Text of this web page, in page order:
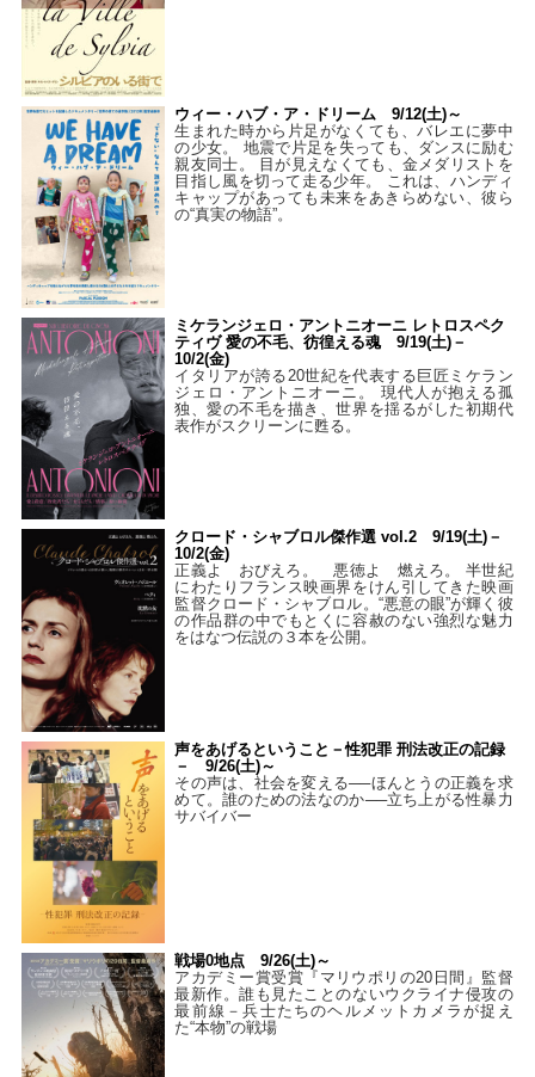
ウィー・ハブ・ア・ドリーム 9/12(土)～
生まれた時から片足がなくても、バレエに夢中
の少女。 地震で片足を失っても、ダンスに励む
親友同士。 目が見えなくても、金メダリストを
目指し風を切って走る少年。 これは、ハンディ
キャップがあっても未来をあきらめない、彼ら
の“真実の物語”。
ミケランジェロ・アントニオーニ レトロスペク
ティヴ 愛の不毛、彷徨える魂 9/19(土)－
10/2(金)
イタリアが誇る20世紀を代表する巨匠ミケラン
ジェロ・アントニオーニ。 現代人が抱える孤
独、愛の不毛を描き、世界を揺るがした初期代
表作がスクリーンに甦る。
クロード・シャブロル傑作選 vol.2 9/19(土)－
10/2(金)
正義よ おびえろ。 悪徳よ 燃えろ。 半世紀
にわたりフランス映画界をけん引してきた映画
監督クロード・シャブロル。“悪意の眼”が輝く彼
の作品群の中でもとくに容赦のない強烈な魅力
をはなつ伝説の３本を公開。
声をあげるということ－性犯罪 刑法改正の記録
－ 9/26(土)～
その声は、社会を変える──ほんとうの正義を求
めて。誰のための法なのか──立ち上がる性暴力
サバイバー
戦場0地点 9/26(土)～
アカデミー賞受賞『マリウポリの20日間』監督
最新作。誰も見たことのないウクライナ侵攻の
最前線－兵士たちのヘルメットカメラが捉え
た“本物”の戦場